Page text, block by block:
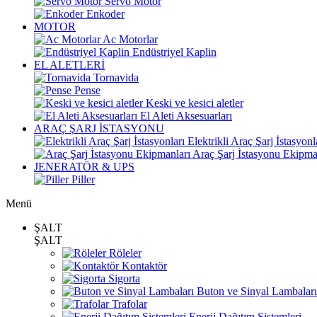
Enkoder
MOTOR
Ac Motorlar
Endüstriyel Kaplin
EL ALETLERİ
Tornavida
Pense
Keski ve kesici aletler
El Aleti Aksesuarları
ARAÇ ŞARJ İSTASYONU
Elektrikli Araç Şarj
Araç Şarj İstasyonu
JENERATÖR & UPS
Piller
Menü
ŞALT
ŞALT
Röleler
Kontaktör
Sigorta
Buton ve Sinyal Lambaları
Trafolar